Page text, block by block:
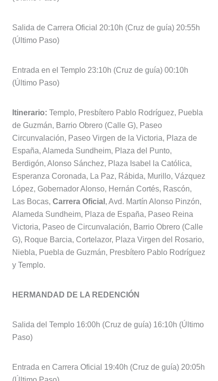
Salida de Carrera Oficial 20:10h (Cruz de guía) 20:55h
(Último Paso)
Entrada en el Templo 23:10h (Cruz de guía) 00:10h
(Último Paso)
Itinerario: Templo, Presbítero Pablo Rodríguez, Puebla
de Guzmán, Barrio Obrero (Calle G), Paseo
Circunvalación, Paseo Virgen de la Victoria, Plaza de
España, Alameda Sundheim, Plaza del Punto,
Berdigón, Alonso Sánchez, Plaza Isabel la Católica,
Esperanza Coronada, La Paz, Rábida, Murillo, Vázquez
López, Gobernador Alonso, Hernán Cortés, Rascón,
Las Bocas, Carrera Oficial , Avd. Martín Alonso Pinzón,
Alameda Sundheim, Plaza de España, Paseo Reina
Victoria, Paseo de Circunvalación, Barrio Obrero (Calle
G), Roque Barcia, Cortelazor, Plaza Virgen del Rosario,
Niebla, Puebla de Guzmán, Presbítero Pablo Rodríguez
y Templo.
HERMANDAD DE LA REDENCIÓN
Salida del Templo 16:00h (Cruz de guía) 16:10h (Último
Paso)
Entrada en Carrera Oficial 19:40h (Cruz de guía) 20:05h